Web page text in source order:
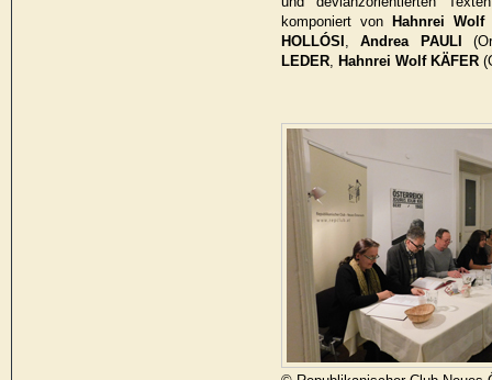
komponiert von Hahnrei Wolf
HOLLÓSI ,Andrea PAULI
LEDER Hahnrei Wolf KÄFER